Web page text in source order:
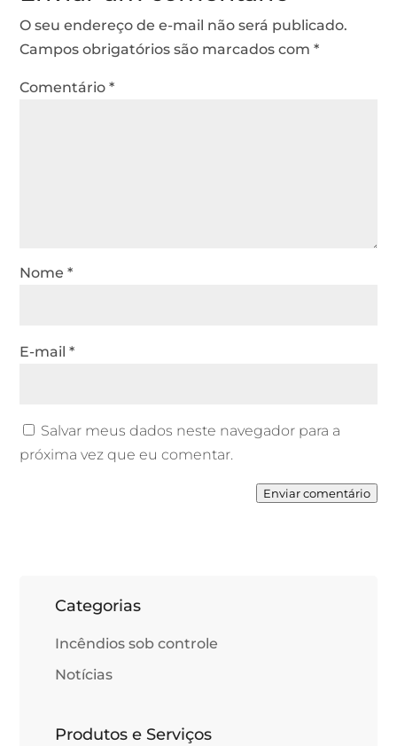
O seu endereço de e-mail não será publicado.
Campos obrigatórios são marcados com*
Comentário*
Nome*
E-mail*
Salvar meus dados neste navegador para a
próxima vez que eu comentar.
Enviar comentário
Categorias
Incêndios sob controle
Notícias
Produtos e Serviços